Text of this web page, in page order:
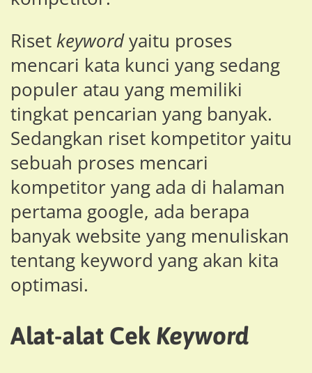
Riset keywordyaitu proses
mencari kata kunci yang sedang
populer atau yang memiliki
tingkat pencarian yang banyak.
Sedangkan riset kompetitor yaitu
sebuah proses mencari
kompetitor yang ada di halaman
pertama google, ada berapa
banyak website yang menuliskan
tentang keyword yang akan kita
optimasi.
Alat-alat Cek Keyword